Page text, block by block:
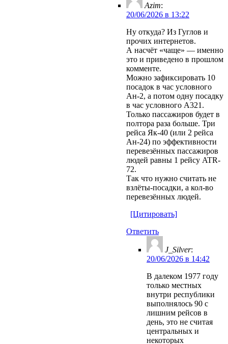
Azim:
20/06/2026 в 13:22
Ну откуда? Из Гуглов и
прочих интернетов.
А насчёт «чаще» — именно
это и приведено в прошлом
комменте.
Можно зафиксировать 10
посадок в час условного
Ан-2, а потом одну посадку
в час условного А321.
Только пассажиров будет в
полтора раза больше. Три
рейса Як-40 (или 2 рейса
Ан-24) по эффективности
перевезённых пассажиров
людей равны 1 рейсу ATR-
72.
Так что нужно считать не
взлёты-посадки, а кол-во
перевезённых людей.
[Цитировать]
Ответить
J_Silver:
20/06/2026 в 14:42
В далеком 1977 году
только местных
внутри республики
выполнялось 90 с
лишним рейсов в
день, это не считая
центральных и
некоторых